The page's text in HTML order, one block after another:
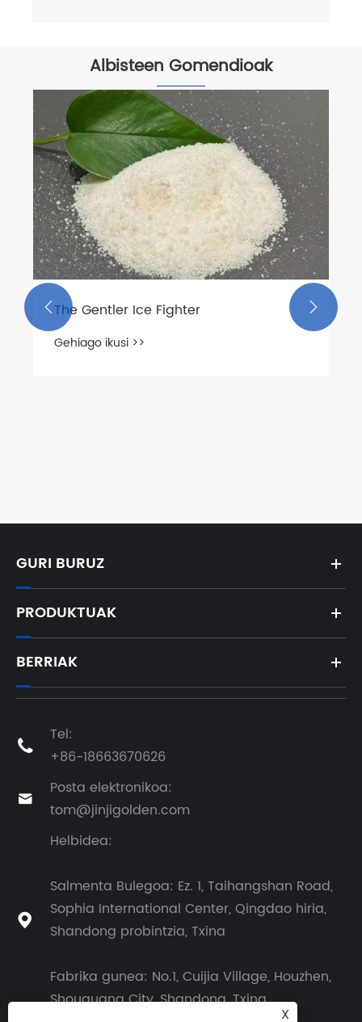
Albisteen Gomendioak
Zer da fenil fluoruroa eta zergatik da
garrantzitsua kimikan?
Gehiago ikusi >>
 
GURI BURUZ
PRODUKTUAK
BERRIAK

Tel:
+86-18663670626

Posta elektronikoa:
tom@jinjigolden.com

Helbidea:
Salmenta Bulegoa: Ez. 1, Taihangshan Road,
Sophia International Center, Qingdao hiria,
Shandong probintzia, Txina
Fabrika gunea: No.1, Cuijia Village, Houzhen,
Shouguang City, Shandong, Txina
X